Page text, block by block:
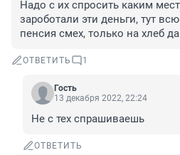
Надо с их спросить каким
зароботали эти деньги, тут
пенсия смех, только на хлеб
ОТВЕТИТЬ 1
Гость
13 декабря 2022, 22:24
Не с тех спрашиваешь
ОТВЕТИТЬ